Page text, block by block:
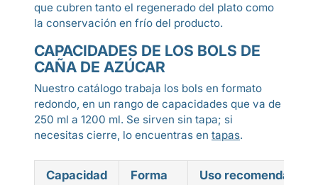
que cubren tanto el regenerado del plato como
la conservación en frío del producto.
CAPACIDADES DE LOS BOLS DE
CAÑA DE AZÚCAR
Nuestro catálogo trabaja los bols en formato
redondo, en un rango de capacidades que va de
250 ml a 1200 ml. Se sirven sin tapa; si
necesitas cierre, lo encuentras en tapas.
Capacidad Forma Uso recomendado